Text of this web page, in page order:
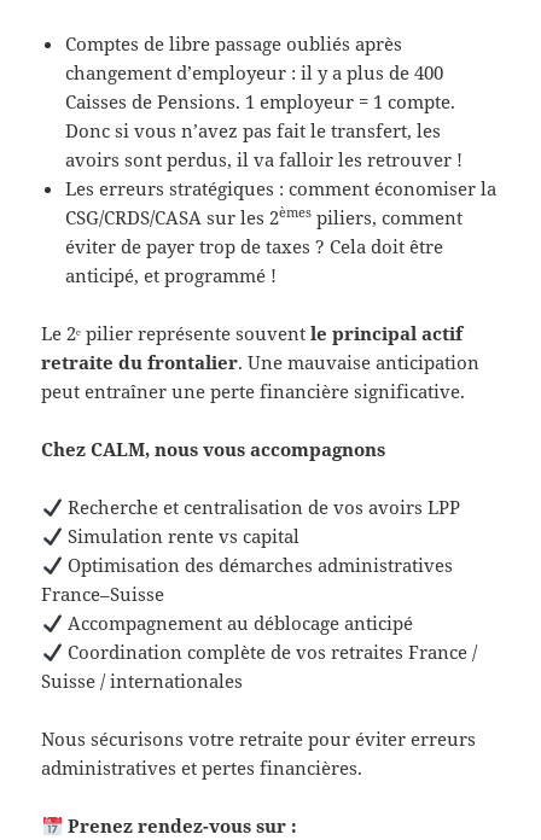
Comptes de libre passage oubliés après
changement d’employeur : il y a plus de 400
Caisses de Pensions. 1 employeur = 1 compte.
Donc si vous n’avez pas fait le transfert, les
avoirs sont perdus, il va falloir les retrouver !
Les erreurs stratégiques : comment économiser la
CSG/CRDS/CASA sur les 2èmes piliers, comment
éviter de payer trop de taxes ? Cela doit être
anticipé, et programmé !
Le 2ᵉ pilier représente souventle principal actif
retraite du frontalier. Une mauvaise anticipation
peut entraîner une perte financière significative.
Chez CALM, nous vous accompagnons
Recherche et centralisation de vos avoirs LPP
Simulation rente vs capital
Optimisation des démarches administratives
France–Suisse
Accompagnement au déblocage anticipé
Coordination complète de vos retraites France /
Suisse / internationales
Nous sécurisons votre retraite pour éviter erreurs
administratives et pertes financières.
Prenez rendez-vous sur :